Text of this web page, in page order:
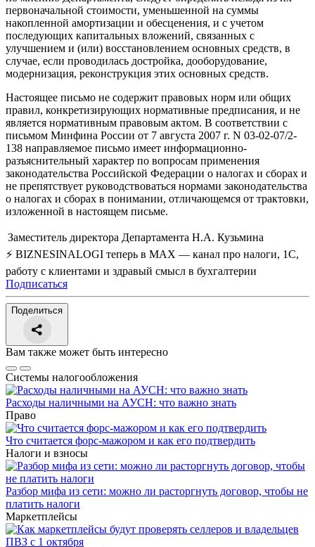
первоначальной стоимости, уменьшенной на суммы
накопленной амортизации и обесценения, и с учетом
последующих капитальных вложений, связанных с
улучшением и (или) восстановлением основных средств, в
случае, если проводилась достройка, дооборудование,
модернизация, реконструкция этих основных средств.
Настоящее письмо не содержит правовых норм или общих
правил, конкретизирующих нормативные предписания, и не
является нормативным правовым актом. В соответствии с
письмом Минфина России от 7 августа 2007 г. N 03-02-07/2-
138 направляемое письмо имеет информационно-
разъяснительный характер по вопросам применения
законодательства Российской Федерации о налогах и сборах и
не препятствует руководствоваться нормами законодательства
о налогах и сборах в понимании, отличающемся от трактовки,
изложенной в настоящем письме.
Заместитель директора Департамента Н.А. Кузьмина
⚡ BIZNESINALOGI теперь в MAX — канал про налоги, 1С,
работу с клиентами и здравый смысл в бухгалтерии
Подписаться
Поделиться
Вам также может быть интересно
Системы налогообложения
Расходы наличными на АУСН: что важно знать
Право
Что считается форс-мажором и как его подтвердить
Налоги и взносы
Разбор мифа из сети: можно ли расторгнуть договор, чтобы не
платить налоги
Маркетплейсы